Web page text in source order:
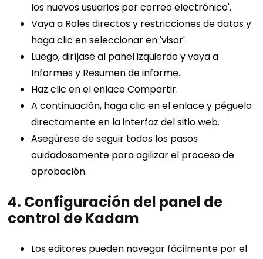
los nuevos usuarios por correo electrónico'.
Vaya a Roles directos y restricciones de datos y
haga clic en seleccionar en 'visor'.
Luego, diríjase al panel izquierdo y vaya a
Informes y Resumen de informe.
Haz clic en el enlace Compartir.
A continuación, haga clic en el enlace y péguelo
directamente en la interfaz del sitio web.
Asegúrese de seguir todos los pasos
cuidadosamente para agilizar el proceso de
aprobación.
4. Configuración del panel de
control de Kadam
Los editores pueden navegar fácilmente por el